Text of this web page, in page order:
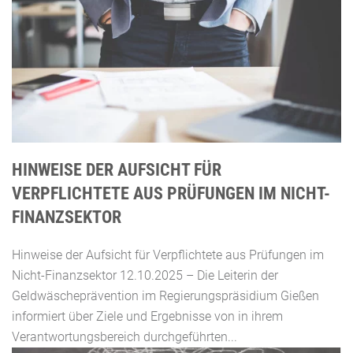
HINWEISE DER AUFSICHT FÜR
VERPFLICHTETE AUS PRÜFUNGEN IM NICHT-
FINANZSEKTOR
Hinweise der Aufsicht für Verpflichtete aus Prüfungen im
Nicht-Finanzsektor 12.10.2025 – Die Leiterin der
Geldwäscheprävention im Regierungspräsidium Gießen
informiert über Ziele und Ergebnisse von in ihrem
Verantwortungsbereich durchgeführten...